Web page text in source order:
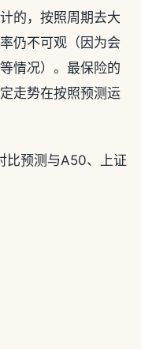
的，按照周期去大
仍不可观（因为会
情况）。最保险的
走势在按照预测运
比预测与A50、上证